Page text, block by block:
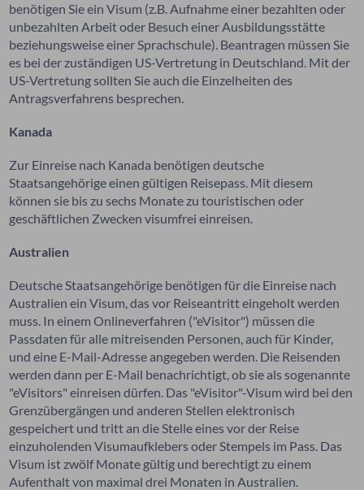
benötigen Sie ein Visum (z.B. Aufnahme einer bezahlten oder
unbezahlten Arbeit oder Besuch einer Ausbildungsstätte
beziehungsweise einer Sprachschule). Beantragen müssen Sie
es bei der zuständigen US-Vertretung in Deutschland. Mit der
US-Vertretung sollten Sie auch die Einzelheiten des
Antragsverfahrens besprechen.
Kanada
Zur Einreise nach Kanada benötigen deutsche
Staatsangehörige einen gültigen Reisepass. Mit diesem
können sie bis zu sechs Monate zu touristischen oder
geschäftlichen Zwecken visumfrei einreisen.
Australien
Deutsche Staatsangehörige benötigen für die Einreise nach
Australien ein Visum, das vor Reiseantritt eingeholt werden
muss. In einem Onlineverfahren ("eVisitor") müssen die
Passdaten für alle mitreisenden Personen, auch für Kinder,
und eine E-Mail-Adresse angegeben werden. Die Reisenden
werden dann per E-Mail benachrichtigt, ob sie als sogenannte
"eVisitors" einreisen dürfen. Das "eVisitor"-Visum wird bei den
Grenzübergängen und anderen Stellen elektronisch
gespeichert und tritt an die Stelle eines vor der Reise
einzuholenden Visumaufklebers oder Stempels im Pass. Das
Visum ist zwölf Monate gültig und berechtigt zu einem
Aufenthalt von maximal drei Monaten in Australien.